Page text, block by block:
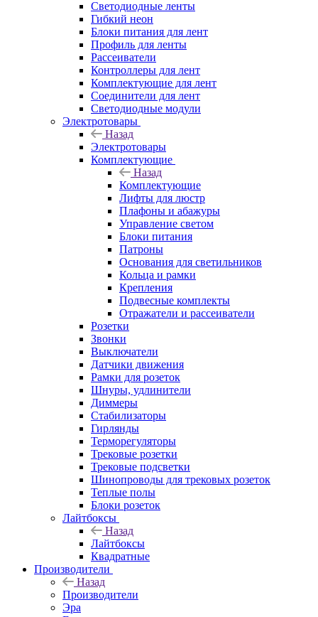
Светодиодные ленты
Гибкий неон
Блоки питания для лент
Профиль для ленты
Рассеиватели
Контроллеры для лент
Комплектующие для лент
Соединители для лент
Светодиодные модули
Электротовары
Назад
Электротовары
Комплектующие
Назад
Комплектующие
Лифты для люстр
Плафоны и абажуры
Управление светом
Блоки питания
Патроны
Основания для светильников
Кольца и рамки
Крепления
Подвесные комплекты
Отражатели и рассеиватели
Розетки
Звонки
Выключатели
Датчики движения
Рамки для розеток
Шнуры, удлинители
Диммеры
Стабилизаторы
Гирлянды
Терморегуляторы
Трековые розетки
Трековые подсветки
Шинопроводы для трековых розеток
Теплые полы
Блоки розеток
Лайтбоксы
Назад
Лайтбоксы
Квадратные
Производители
Назад
Производители
Эра